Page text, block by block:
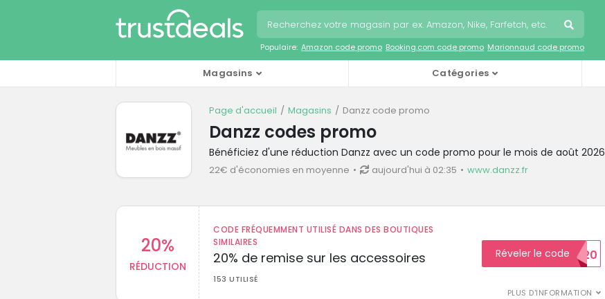
Populaire: Amazon code promo Booking.com code promo Marionnaud code promo
Magasins Catégories
Page d'accueil Magasins Danzz code promo
Danzz codes promo
Bénéficiez d'une réduction Danzz avec un code promo pour le mois de août 2026
22€ d'économies en moyenne aujourd'hui à 02:35 www.danzz.fr
20%
RÉDUCTION
CODE FRÉQUEMMENT UTILISÉ DANS DES BOUTIQUES
SIMILAIRES
20% de remise sur les accessoires
153 UTILISÉ
PLUS D'INFORMATION
Réveler le code
BIENVENUE20